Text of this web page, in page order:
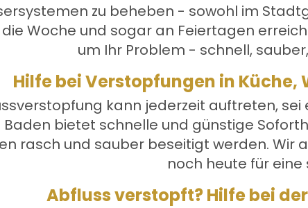
zu beheben - sowohl im
Woche und sogar an Feiertagen
um Ihr Problem - schnell,
Hilfe bei Verstopfungen in Küche,
kann jederzeit auftreten,
Baden bietet schnelle und günstige
rasch und sauber beseitigt werden. Wir
noch heute für eine
Abfluss verstopft? Hilfe bei